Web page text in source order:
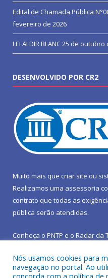
Edital de Chamada Pública
fevereiro de 2026
LEI ALDIR BLANC25 de outubro
DESENVOLVIDO POR CR2
Muito mais que criar site ou
Realizamos uma assessoria
contrato que todas as
pública serão atendidas.
Conheça o PNTP e o Radar da
Nós usamos cookies para
navegação no portal. Ao
concorda com a política de